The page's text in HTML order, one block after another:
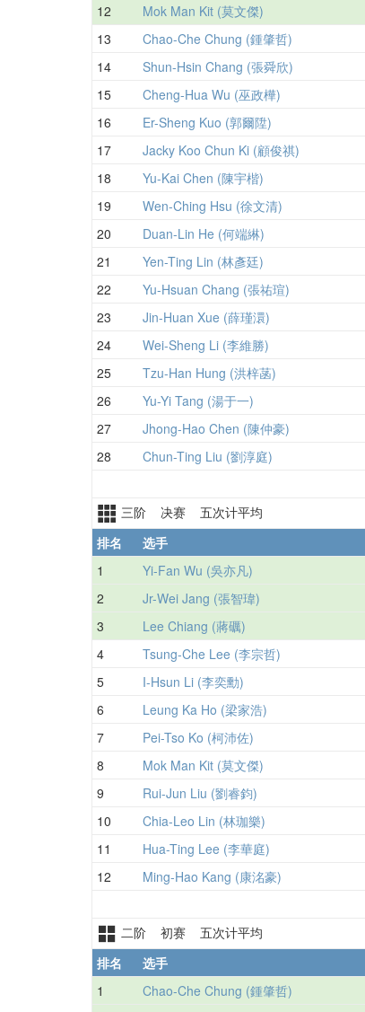
12 Mok Man Kit (莫文傑)
13 Chao-Che Chung (鍾肇哲)
14 Shun-Hsin Chang (張舜欣)
15 Cheng-Hua Wu (巫政樺)
16 Er-Sheng Kuo (郭爾陞)
17 Jacky Koo Chun Ki (顧俊祺)
18 Yu-Kai Chen (陳宇楷)
19 Wen-Ching Hsu (徐文清)
20 Duan-Lin He (何端綝)
21 Yen-Ting Lin (林彥廷)
22 Yu-Hsuan Chang (張祐瑄)
23 Jin-Huan Xue (薛瑾澴)
24 Wei-Sheng Li (李維勝)
25 Tzu-Han Hung (洪梓菡)
26 Yu-Yi Tang (湯于一)
27 Jhong-Hao Chen (陳仲豪)
28 Chun-Ting Liu (劉淳庭)
三阶 决赛 五次计平均
排名
选手
1
Yi-Fan Wu (吳亦凡)
2 Jr-Wei Jang (張智瑋)
3 Lee Chiang (蔣礪)
4 Tsung-Che Lee (李宗哲)
5 I-Hsun Li (李奕勳)
6 Leung Ka Ho (梁家浩)
7 Pei-Tso Ko (柯沛佐)
8 Mok Man Kit (莫文傑)
9 Rui-Jun Liu (劉睿鈞)
10 Chia-Leo Lin (林珈樂)
11 Hua-Ting Lee (李華庭)
12 Ming-Hao Kang (康洺豪)
二阶 初赛 五次计平均
排名
选手
1
Chao-Che Chung (鍾肇哲)